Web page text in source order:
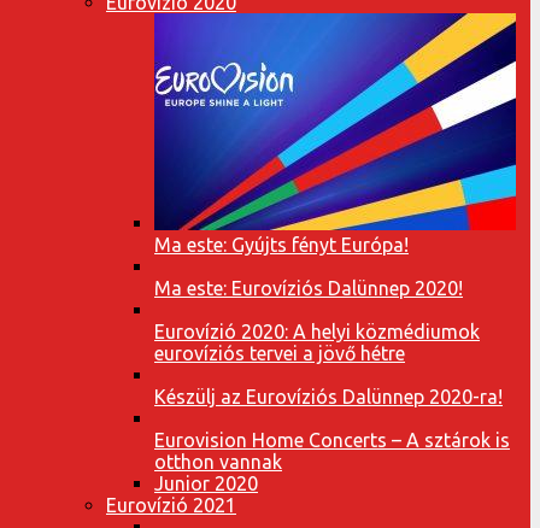
Ma este: Gyújts fényt Európa!
Ma este: Eurovíziós Dalünnep 2020!
Eurovízió 2020: A helyi közmédiumok
eurovíziós tervei a jövő hétre
Készülj az Eurovíziós Dalünnep 2020-ra!
Eurovision Home Concerts – A sztárok is
otthon vannak
Junior 2020
Eurovízió 2021